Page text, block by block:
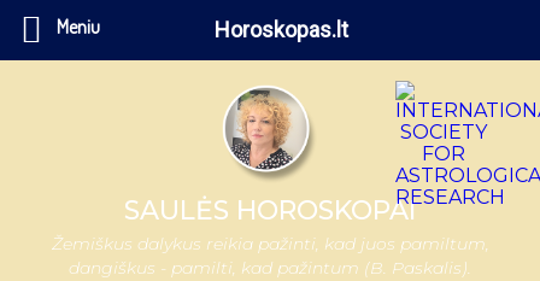
SAULĖS HOROSKOPAI
Žemiškus dalykus reikia pažinti, kad juos pamiltum,
dangiškus - pamilti, kad pažintum (B. Paskalis).
Meniu Horoskopas.lt